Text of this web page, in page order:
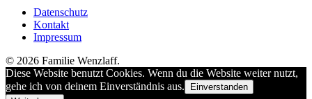
Datenschutz
Kontakt
Impressum
© 2026 Familie Wenzlaff.
Diese Website benutzt Cookies. Wenn du die Website weiter nutzt,
gehe ich von deinem Einverständnis aus.
Einverstanden